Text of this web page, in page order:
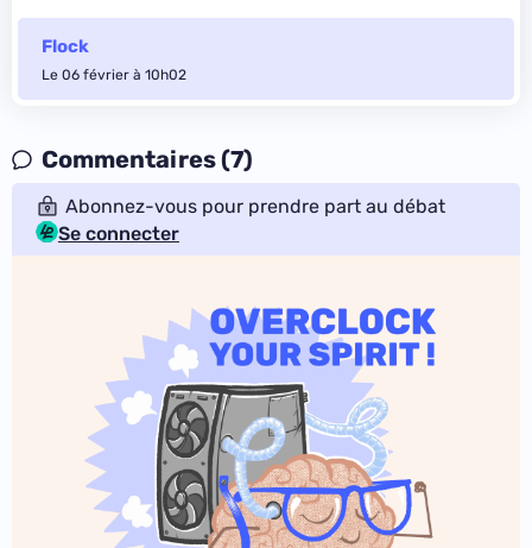
Flock
Le 06 février à 10h02
Commentaires (7)
Abonnez-vous pour prendre part au débat
Se connecter